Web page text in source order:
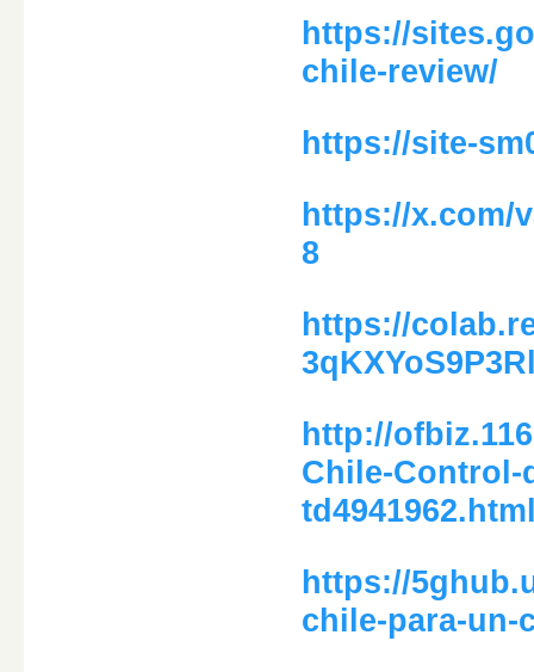
https://
chile-review/
https://site-
https://x.com/
8
https://
http://
Chile-Control-
https://
chile-para-un-